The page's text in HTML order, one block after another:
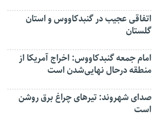
اتفاقی عجیب در‌ گنبدکاووس و استان
گلستان
امام جمعه گنبدکاووس: اخراج آمریکا از
منطقه درحال نهایی‌شدن است
صدای شهروند: تیرهای چراغ برق روشن
است